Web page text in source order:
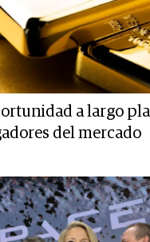
a largo
del mercado